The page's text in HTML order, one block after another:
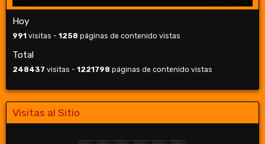
Hoy
991 visitas - 1258 páginas de contenido vistas
Total
248437 visitas - 1221798 páginas de contenido vistas
Visitas al Sitio